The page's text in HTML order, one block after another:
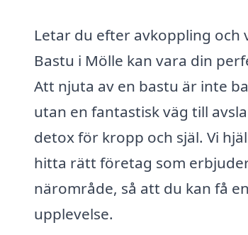
Letar du efter avkoppling och
Bastu i Mölle kan vara din
Att njuta av en bastu är inte
utan en fantastisk väg till
detox för kropp och själ. Vi
hitta rätt företag som
närområde, så att du kan få
upplevelse.